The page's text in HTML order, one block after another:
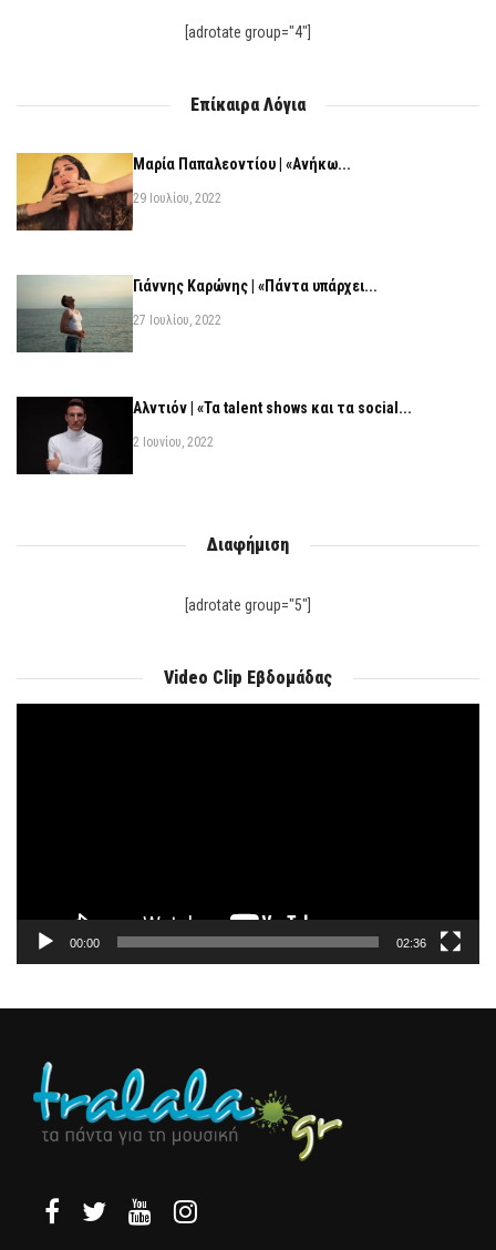
[adrotate group="4"]
Επίκαιρα Λόγια
Μαρία Παπαλεοντίου | «Ανήκω...
29 Ιουλίου, 2022
Γιάννης Καρώνης | «Πάντα υπάρχει...
27 Ιουλίου, 2022
Αλντιόν | «Τα talent shows και τα social...
2 Ιουνίου, 2022
Διαφήμιση
[adrotate group="5"]
Video Clip Εβδομάδας
00:00 02:36